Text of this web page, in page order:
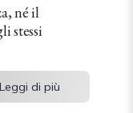
né il
stessi
Leggi di più